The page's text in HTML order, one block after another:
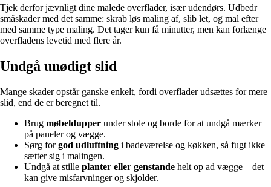
Tjek derfor jævnligt dine malede overflader, især udendørs. Udbedr
småskader med det samme: skrab løs maling af, slib let, og mal efter
med samme type maling. Det tager kun få minutter, men kan forlænge
overfladens levetid med flere år.
Undgå unødigt slid
Mange skader opstår ganske enkelt, fordi overflader udsættes for mere
slid, end de er beregnet til.
Brug møbeldupper under stole og borde for at undgå mærker
på paneler og vægge.
Sørg forgod udluftning i badeværelse og køkken, så fugt ikke
sætter sig i malingen.
Undgå at stille planter eller genstande helt op ad vægge – det
kan give misfarvninger og skjolder.